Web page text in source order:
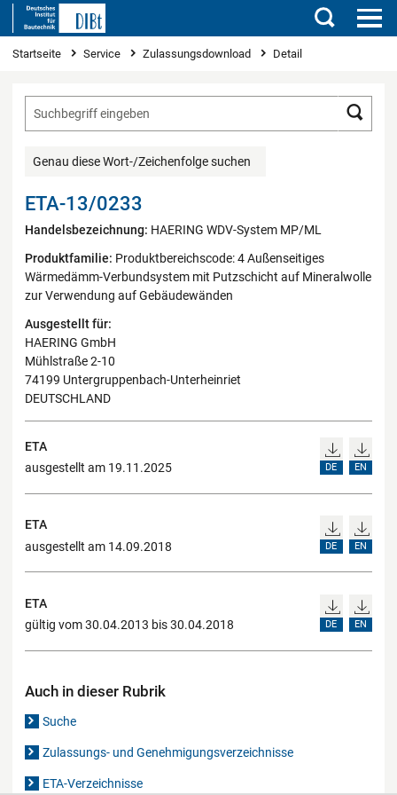
Suchen
Sie sind hier
Startseite Service Zulassungsdownload Detail
Genau diese Wort-/Zeichenfolge suchen
ETA-13/0233
Handelsbezeichnung: HAERING WDV-System MP/ML
Produktfamilie: Produktbereichscode: 4 Außenseitiges
Wärmedämm-Verbundsystem mit Putzschicht auf Mineralwolle
zur Verwendung auf Gebäudewänden
Ausgestellt für:
HAERING GmbH
Mühlstraße 2-10
74199 Untergruppenbach-Unterheinriet
DEUTSCHLAND
ETA
ausgestellt am 19.11.2025
DE EN
ETA
ausgestellt am 14.09.2018
DE EN
ETA
gültig vom 30.04.2013 bis 30.04.2018
DE EN
Auch in dieser Rubrik
Suche
Zulassungs- und Genehmigungsverzeichnisse
ETA-Verzeichnisse